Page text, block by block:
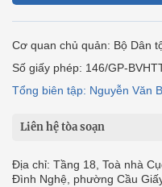
Cơ quan chủ quản: Bộ Dân
Số giấy phép: 146/GP-
Tổng biên tập: Nguyễn Văn
Liên hệ tòa soạn
Địa chỉ: Tầng 18, Toà nhà
Đình Nghệ, phường Cầu